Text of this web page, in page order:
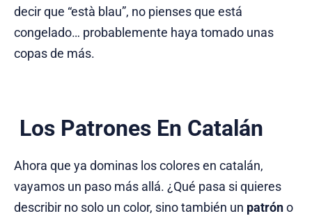
decir que “està blau”, no pienses que está
congelado… probablemente haya tomado unas
copas de más.
Los Patrones En Catalán
Ahora que ya dominas los colores en catalán,
vayamos un paso más allá. ¿Qué pasa si quieres
describir no solo un color, sino también un patróno